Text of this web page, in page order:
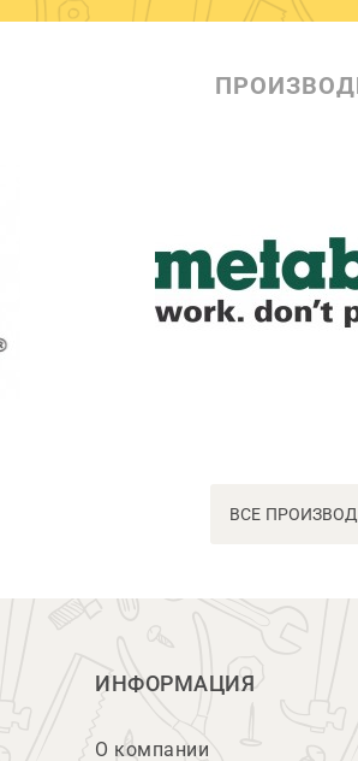
ВСЕ
ИНФОРМАЦИЯ
О компании